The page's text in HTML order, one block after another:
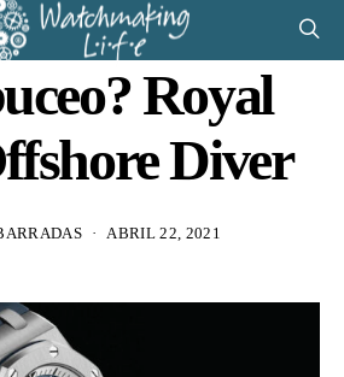
Royal
Diver
ABRIL 22, 2021